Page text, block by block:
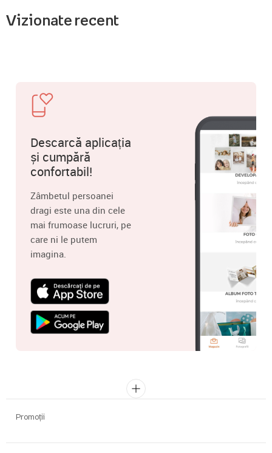
Vizionate recent
Descarcă aplicația
și cumpără
confortabil!
Zâmbetul persoanei
dragi este una din cele
mai frumoase lucruri, pe
care ni le putem
imagina.
Promoții